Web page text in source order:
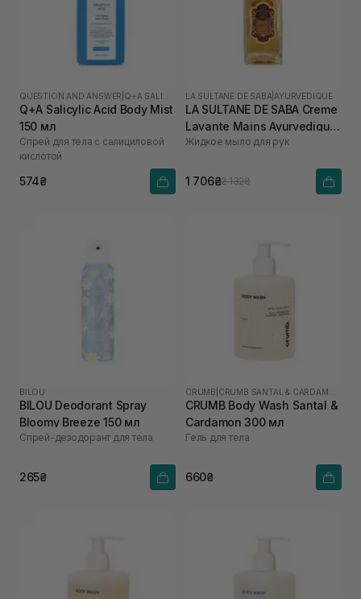
QUESTION AND ANSWER
Q+A Salicylic Acid Body Mist
150 мл
Спрей для тела с салициловой
кислотой
574₴
LA SULTANE DE SABA AYURVEDIQUE
LA SULTANE DE SABA Creme
Lavante Mains Ayurvedique
200 мл
Жидкое мыло для рук
1 706₴2 132₴
BILOU
BILOU Deodorant Spray
Bloomy Breeze 150 мл
Спрей-дезодорант для тела
265₴
CRUMB
CRUMB Body Wash Santal &
Cardamon 300 мл
Гель для тела
660₴